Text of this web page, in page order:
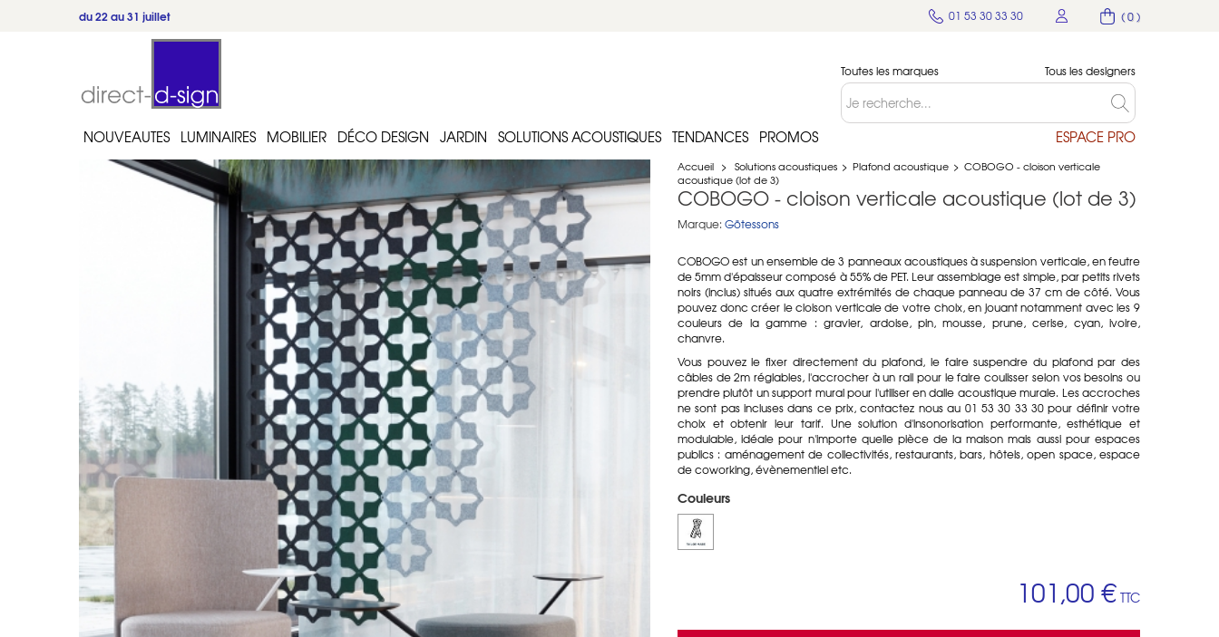
( 0 )
01 53 30 33 30
du 22 au 31 juillet
Toutes les marques Tous les designers
NOUVEAUTES LUMINAIRES MOBILIER DÉCO DESIGN JARDIN SOLUTIONS ACOUSTIQUES TENDANCES PROMOS ESPACE PRO
Accueil > Solutions acoustiques > Plafond acoustique > COBOGO - cloison verticale
acoustique (lot de 3)
COBOGO - cloison verticale acoustique (lot de 3)
Marque: Götessons
COBOGO est un ensemble de 3 panneaux acoustiques à suspension verticale, en feutre
de 5mm d'épaisseur composé à 55% de PET. Leur assemblage est simple, par petits rivets
noirs (inclus) situés aux quatre extrémités de chaque panneau de 37 cm de côté. Vous
pouvez donc créer le cloison verticale de votre choix, en jouant notamment avec les 9
couleurs de la gamme : gravier, ardoise, pin, mousse, prune, cerise, cyan, ivoire,
chanvre.
Vous pouvez le fixer directement du plafond, le faire suspendre du plafond par des
câbles de 2m réglables, l'accrocher à un rail pour le faire coulisser selon vos besoins ou
prendre plutôt un support mural pour l'utiliser en dalle acoustique murale. Les accroches
ne sont pas incluses dans ce prix, contactez nous au 01 53 30 33 30 pour définir votre
choix et obtenir leur tarif. Une solution d'insonorisation performante, esthétique et
modulable, idéale pour n'importe quelle pièce de la maison mais aussi pour espaces
publics : aménagement de collectivités, restaurants, bars, hôtels, open space, espace
de coworking, évènementiel etc.
Couleurs
101,00 € TTC